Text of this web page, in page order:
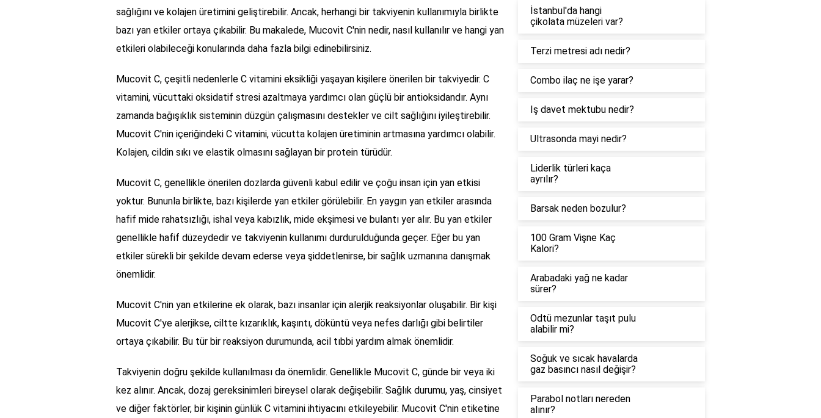
sağlığını ve kolajen üretimini geliştirebilir. Ancak, herhangi bir takviyenin kullanımıyla birlikte
bazı yan etkiler ortaya çıkabilir. Bu makalede, Mucovit C'nin nedir, nasıl kullanılır ve hangi yan
etkileri olabileceği konularında daha fazla bilgi edinebilirsiniz.
Mucovit C, çeşitli nedenlerle C vitamini eksikliği yaşayan kişilere önerilen bir takviyedir. C
vitamini, vücuttaki oksidatif stresi azaltmaya yardımcı olan güçlü bir antioksidandır. Aynı
zamanda bağışıklık sisteminin düzgün çalışmasını destekler ve cilt sağlığını iyileştirebilir.
Mucovit C'nin içeriğindeki C vitamini, vücutta kolajen üretiminin artmasına yardımcı olabilir.
Kolajen, cildin sıkı ve elastik olmasını sağlayan bir protein türüdür.
Mucovit C, genellikle önerilen dozlarda güvenli kabul edilir ve çoğu insan için yan etkisi
yoktur. Bununla birlikte, bazı kişilerde yan etkiler görülebilir. En yaygın yan etkiler arasında
hafif mide rahatsızlığı, ishal veya kabızlık, mide ekşimesi ve bulantı yer alır. Bu yan etkiler
genellikle hafif düzeydedir ve takviyenin kullanımı durdurulduğunda geçer. Eğer bu yan
etkiler sürekli bir şekilde devam ederse veya şiddetlenirse, bir sağlık uzmanına danışmak
önemlidir.
Mucovit C'nin yan etkilerine ek olarak, bazı insanlar için alerjik reaksiyonlar oluşabilir. Bir kişi
Mucovit C'ye alerjikse, ciltte kızarıklık, kaşıntı, döküntü veya nefes darlığı gibi belirtiler
ortaya çıkabilir. Bu tür bir reaksiyon durumunda, acil tıbbi yardım almak önemlidir.
Takviyenin doğru şekilde kullanılması da önemlidir. Genellikle Mucovit C, günde bir veya iki
kez alınır. Ancak, dozaj gereksinimleri bireysel olarak değişebilir. Sağlık durumu, yaş, cinsiyet
ve diğer faktörler, bir kişinin günlük C vitamini ihtiyacını etkileyebilir. Mucovit C'nin etiketine
İstanbul'da hangi
çikolata müzeleri var?
Terzi metresi adı nedir?
Combo ilaç ne işe yarar?
Iş davet mektubu nedir?
Ultrasonda mayi nedir?
Liderlik türleri kaça
ayrılır?
Barsak neden bozulur?
100 Gram Vişne Kaç
Kalori?
Arabadaki yağ ne kadar
sürer?
Odtü mezunlar taşıt pulu
alabilir mi?
Soğuk ve sıcak havalarda
gaz basıncı nasıl değişir?
Parabol notları nereden
alınır?